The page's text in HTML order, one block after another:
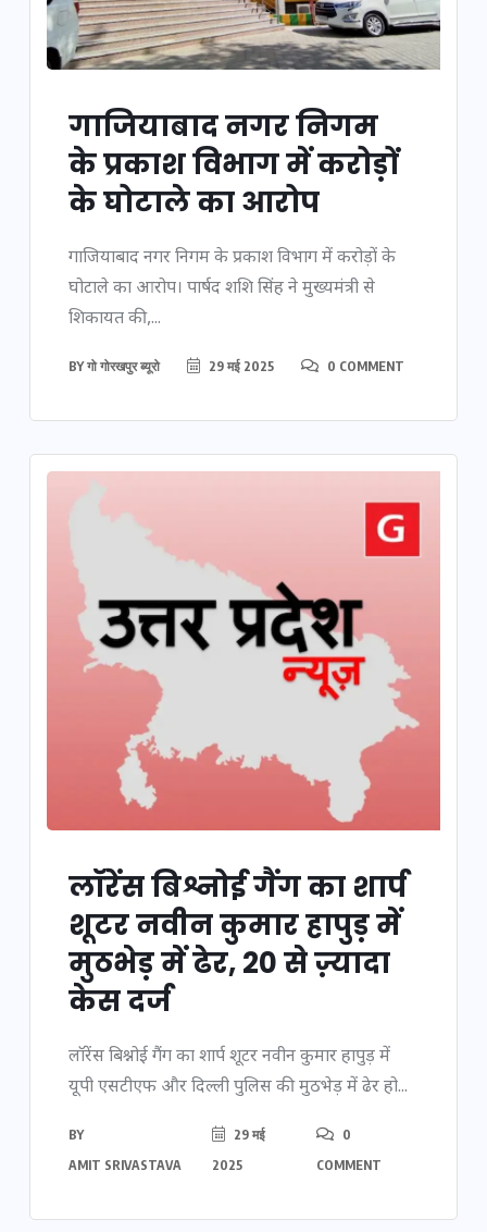
गाजियाबाद नगर निगम
के प्रकाश विभाग में करोड़ों
के घोटाले का आरोप
गाजियाबाद नगर निगम के प्रकाश विभाग में करोड़ों के
घोटाले का आरोप। पार्षद शशि सिंह ने मुख्यमंत्री से
शिकायत की,...
BYगो गोरखपुर ब्यूरो 29 मई 2025 0 COMMENT
लॉरेंस बिश्नोई गैंग का शार्प
शूटर नवीन कुमार हापुड़ में
मुठभेड़ में ढेर, 20 से ज़्यादा
केस दर्ज
लॉरेंस बिश्नोई गैंग का शार्प शूटर नवीन कुमार हापुड़ में
यूपी एसटीएफ और दिल्ली पुलिस की मुठभेड़ में ढेर हो...
BY
AMIT SRIVASTAVA
29 मई
2025
0
COMMENT